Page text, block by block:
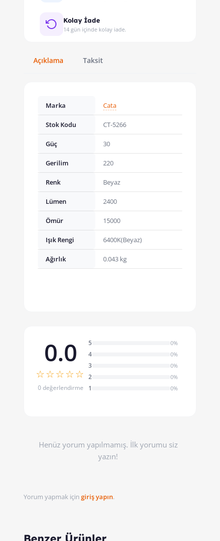
Kolay İade
14 gün içinde kolay iade.
Açıklama Taksit
Marka Cata
Stok Kodu CT-5266
Güç 30
Gerilim 220
Renk Beyaz
Lümen 2400
Ömür 15000
Işık Rengi 6400K(Beyaz)
Ağırlık 0.043 kg
0.0
☆☆☆☆☆
0 değerlendirme
5 0%
4 0%
3 0%
2 0%
1 0%
Henüz yorum yapılmamış. İlk yorumu siz
yazın!
Yorum yapmak için giriş yapın.